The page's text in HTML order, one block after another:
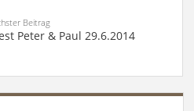
Beitrag
Peter & Paul 29.6.2014